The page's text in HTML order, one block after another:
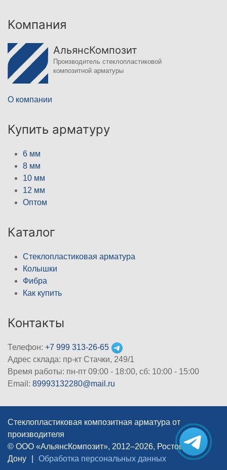
Компания
АльянсКомпозит
Производитель стеклопластиковой
композитной арматуры
О компании
Купить арматуру
6 мм
8 мм
10 мм
12 мм
Оптом
Каталог
Стеклопластиковая арматура
Колышки
Фибра
Как купить
Контакты
Телефон: +7 999 313-26-65
Адрес склада: пр-кт Стачки, 249/1
Время работы: пн-пт 09:00 - 18:00, cб: 10:00 - 15:00
Email: 89993132280@mail.ru
Стеклопластиковая композитная арматура от
производителя
© ООО «АльянсКомпозит», 2012–2026, Ростов-на-
Дону
Обработка персональных данных